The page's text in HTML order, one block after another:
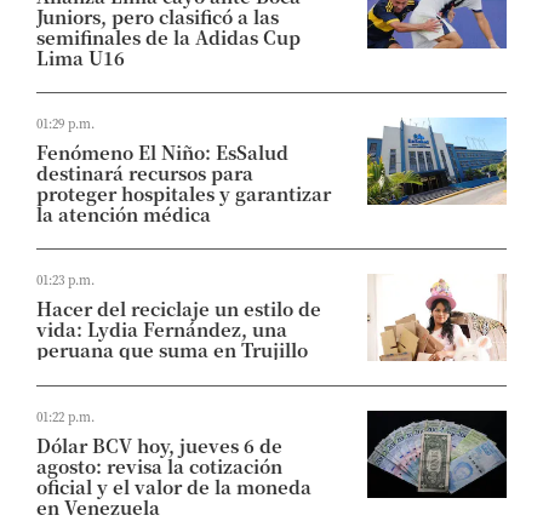
Juniors, pero clasificó a las
semifinales de la Adidas Cup
Lima U16
01:29 p.m.
Fenómeno El Niño: EsSalud
destinará recursos para
proteger hospitales y garantizar
la atención médica
01:23 p.m.
Hacer del reciclaje un estilo de
vida: Lydia Fernández, una
peruana que suma en Trujillo
01:22 p.m.
Dólar BCV hoy, jueves 6 de
agosto: revisa la cotización
oficial y el valor de la moneda
en Venezuela